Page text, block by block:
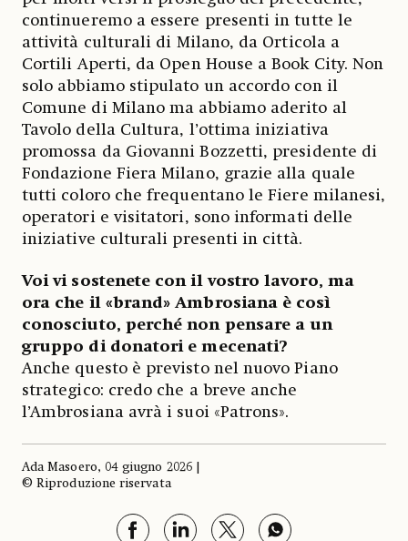
continueremo a essere presenti in tutte le
attività culturali di Milano, da Orticola a
Cortili Aperti, da Open House a Book City. Non
solo abbiamo stipulato un accordo con il
Comune di Milano ma abbiamo aderito al
Tavolo della Cultura, l’ottima iniziativa
promossa da Giovanni Bozzetti, presidente di
Fondazione Fiera Milano, grazie alla quale
tutti coloro che frequentano le Fiere milanesi,
operatori e visitatori, sono informati delle
iniziative culturali presenti in città.
Voi vi sostenete con il vostro lavoro, ma
ora che il «brand» Ambrosiana è così
conosciuto, perché non pensare a un
gruppo di donatori e mecenati?
Anche questo è previsto nel nuovo Piano
strategico: credo che a breve anche
l’Ambrosiana avrà i suoi «Patrons».
Ada Masoero, 04 giugno 2026 |
© Riproduzione riservata